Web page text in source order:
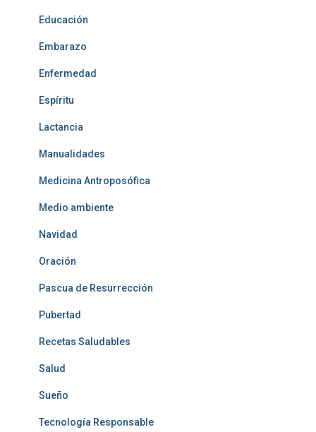
Educación
Embarazo
Enfermedad
Espíritu
Lactancia
Manualidades
Medicina Antroposófica
Medio ambiente
Navidad
Oración
Pascua de Resurrección
Pubertad
Recetas Saludables
Salud
Sueño
Tecnología Responsable